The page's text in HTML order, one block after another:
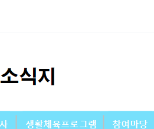
생활체육지도자교육 및 실…